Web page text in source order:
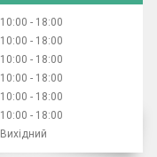
10:00
18:00
10:00
18:00
10:00
18:00
10:00
18:00
10:00
18:00
10:00
18:00
Вихідний